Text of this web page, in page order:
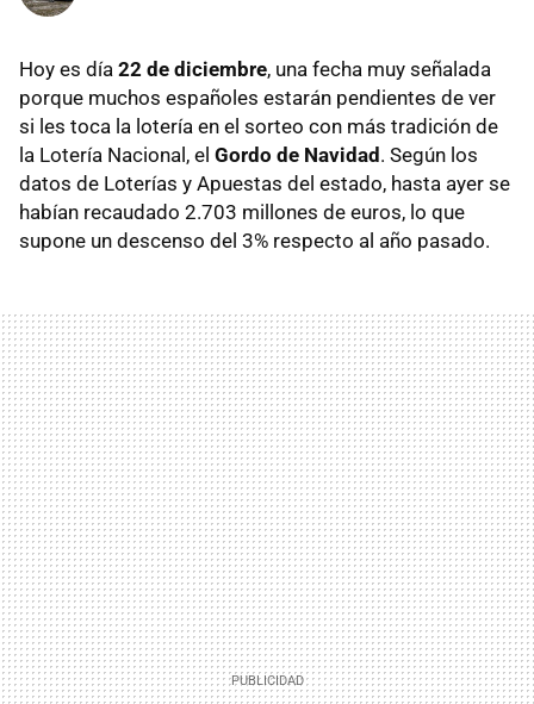
Hoy es día 22 de diciembre, una fecha muy señalada
porque muchos españoles estarán pendientes de ver
si les toca la lotería en el sorteo con más tradición de
la Lotería Nacional, el Gordo de Navidad. Según los
datos de Loterías y Apuestas del estado, hasta ayer se
habían recaudado 2.703 millones de euros, lo que
supone un descenso del 3% respecto al año pasado.